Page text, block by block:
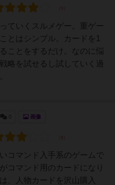
ていくスルメゲー。重ゲー
とはシンプル。カードを1
ことをするだけ。なのに悩
略を試せるし試していく過
画像
コマンド入手系のゲームで
コマンド用のカードになり
、人物カードを沢山購入